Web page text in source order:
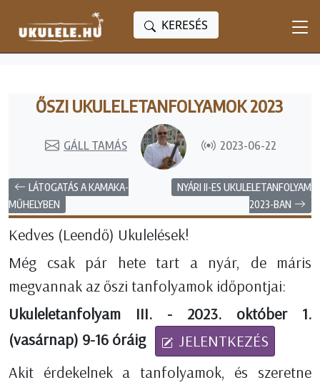
KERESÉS
ŐSZI UKULELETANFOLYAMOK 2023
GÁLL TAMÁS 2023-06-22
LÁTOGATÁS A KAMAKA-
MŰHELYBEN
NYÁRI II-ES UKULELETANFOLYAM
2023-BAN
Kedves (Leendő) Ukulelések!
Még csak pár hete tart a nyár, de máris
megvannak az őszi tanfolyamok időpontjai:
Ukuleletanfolyam III. - 2023. október 1.
(vasárnap) 9-16 óráig
JELENTKEZÉS
Akit érdekelnek a tanfolyamok, és szeretne